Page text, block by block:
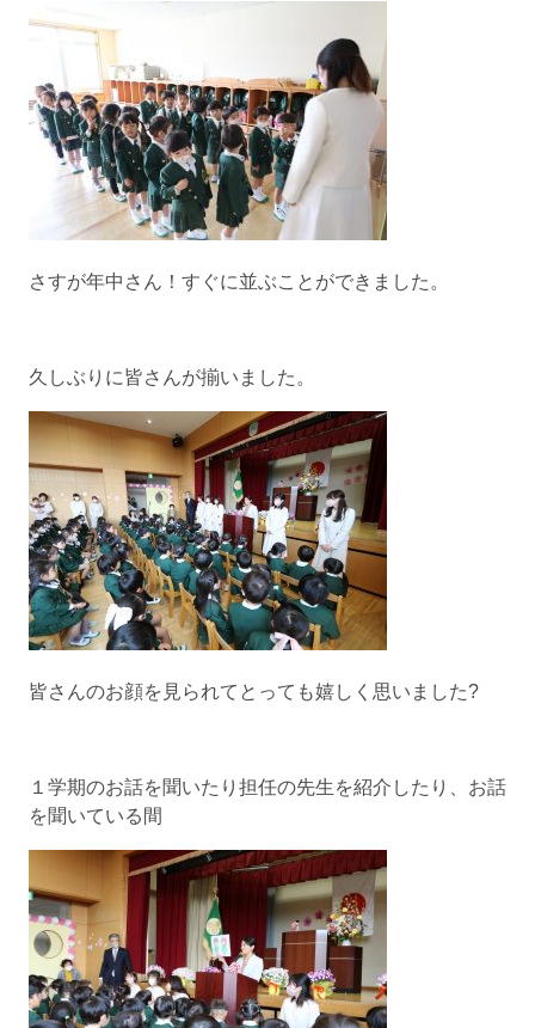
さすが年中さん！すぐに並ぶことができました。
久しぶりに皆さんが揃いました。
皆さんのお顔を見られてとっても嬉しく思いました?
１学期のお話を聞いたり担任の先生を紹介したり、お話
を聞いている間